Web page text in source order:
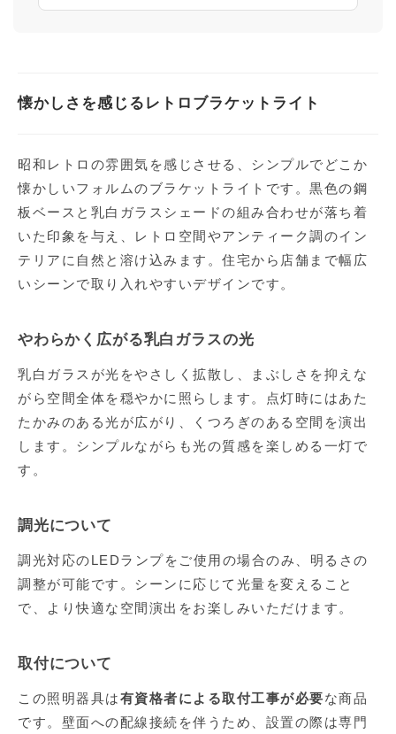
懐かしさを感じるレトロブラケットライト
昭和レトロの雰囲気を感じさせる、シンプルでどこか
懐かしいフォルムのブラケットライトです。黒色の鋼
板ベースと乳白ガラスシェードの組み合わせが落ち着
いた印象を与え、レトロ空間やアンティーク調のイン
テリアに自然と溶け込みます。住宅から店舗まで幅広
いシーンで取り入れやすいデザインです。
やわらかく広がる乳白ガラスの光
乳白ガラスが光をやさしく拡散し、まぶしさを抑えな
がら空間全体を穏やかに照らします。点灯時にはあた
たかみのある光が広がり、くつろぎのある空間を演出
します。シンプルながらも光の質感を楽しめる一灯で
す。
調光について
調光対応のLEDランプをご使用の場合のみ、明るさの
調整が可能です。シーンに応じて光量を変えること
で、より快適な空間演出をお楽しみいただけます。
取付について
この照明器具は有資格者による取付工事が必要な商品
です。壁面への配線接続を伴うため、設置の際は専門